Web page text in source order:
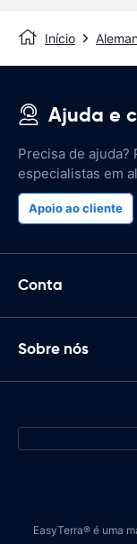
Início
Ajuda e
Precisa de ajuda?
especialistas em
Apoio ao cliente
Conta
Sobre nós
EasyTerra® é uma